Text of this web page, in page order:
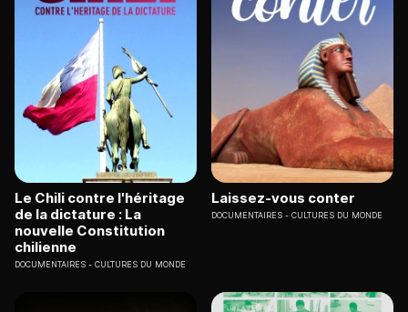
Le Chili contre l'héritage
de la dictature : La
nouvelle Constitution
chilienne
DOCUMENTAIRES CULTURES DU MONDE
Laissez-vous conter
DOCUMENTAIRES CULTURES DU MONDE